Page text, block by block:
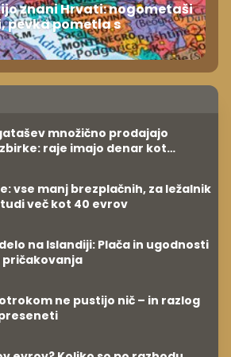
znani Hrvati: nogometaši
pevka pometla s
množično prodajajo
raje imajo denar kot
vse manj brezplačnih, za ležalnik
več kot 40 evrov
na Islandiji: Plača in ugodnosti
ne pustijo nič – in razlog